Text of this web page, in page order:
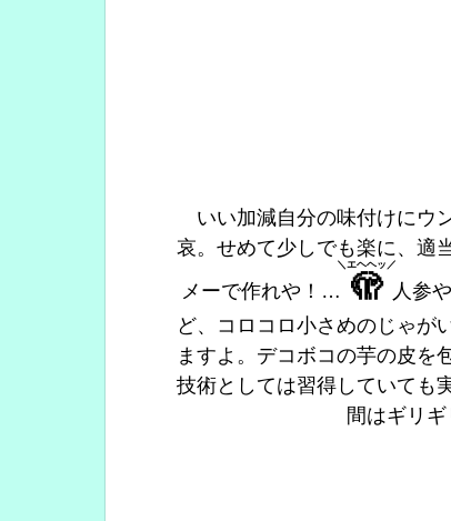
いい加減自分の味付けにウ
哀。せめて少しでも楽に、適
メーで作れや！… 🫣
＼エヘヘッ／
人参
ど、コロコロ小さめのじゃが
ますよ。デコボコの芋の皮を
技術としては習得していても
間はギリ